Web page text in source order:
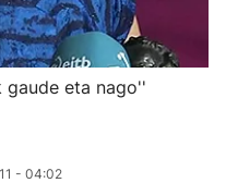
gaude eta nago''
- 04:02